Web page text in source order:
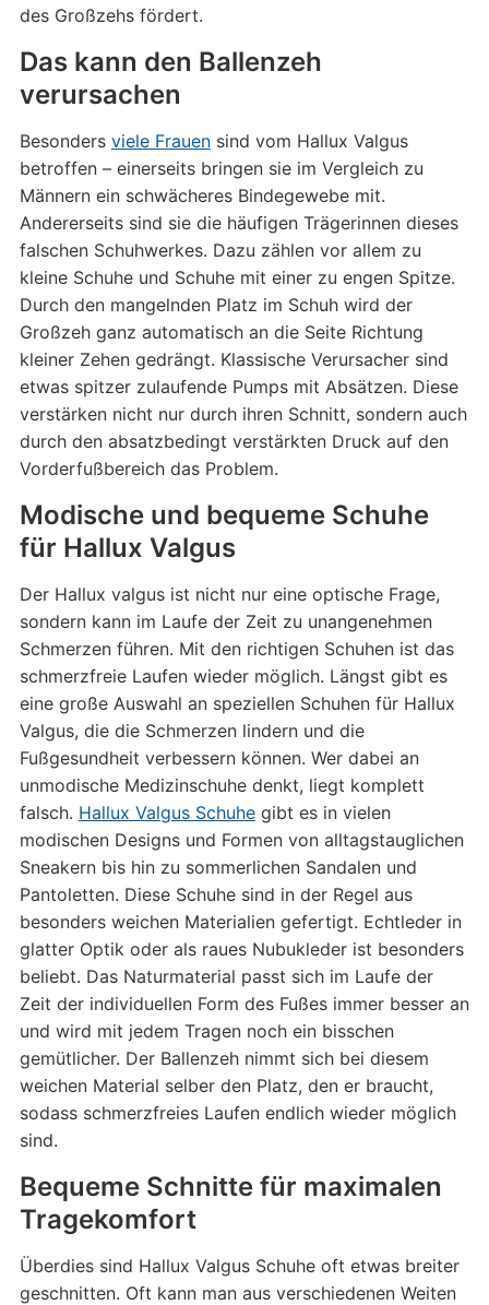
des Großzehs fördert.
Das kann den Ballenzeh
verursachen
Besonders viele Frauensind vom Hallux Valgus
betroffen – einerseits bringen sie im Vergleich zu
Männern ein schwächeres Bindegewebe mit.
Andererseits sind sie die häufigen Trägerinnen dieses
falschen Schuhwerkes. Dazu zählen vor allem zu
kleine Schuhe und Schuhe mit einer zu engen Spitze.
Durch den mangelnden Platz im Schuh wird der
Großzeh ganz automatisch an die Seite Richtung
kleiner Zehen gedrängt. Klassische Verursacher sind
etwas spitzer zulaufende Pumps mit Absätzen. Diese
verstärken nicht nur durch ihren Schnitt, sondern auch
durch den absatzbedingt verstärkten Druck auf den
Vorderfußbereich das Problem.
Modische und bequeme Schuhe
für Hallux Valgus
Der Hallux valgus ist nicht nur eine optische Frage,
sondern kann im Laufe der Zeit zu unangenehmen
Schmerzen führen. Mit den richtigen Schuhen ist das
schmerzfreie Laufen wieder möglich. Längst gibt es
eine große Auswahl an speziellen Schuhen für Hallux
Valgus, die die Schmerzen lindern und die
Fußgesundheit verbessern können. Wer dabei an
unmodische Medizinschuhe denkt, liegt komplett
falsch. Hallux Valgus Schuhegibt es in vielen
modischen Designs und Formen von alltagstauglichen
Sneakern bis hin zu sommerlichen Sandalen und
Pantoletten. Diese Schuhe sind in der Regel aus
besonders weichen Materialien gefertigt. Echtleder in
glatter Optik oder als raues Nubukleder ist besonders
beliebt. Das Naturmaterial passt sich im Laufe der
Zeit der individuellen Form des Fußes immer besser an
und wird mit jedem Tragen noch ein bisschen
gemütlicher. Der Ballenzeh nimmt sich bei diesem
weichen Material selber den Platz, den er braucht,
sodass schmerzfreies Laufen endlich wieder möglich
sind.
Bequeme Schnitte für maximalen
Tragekomfort
Überdies sind Hallux Valgus Schuhe oft etwas breiter
geschnitten. Oft kann man aus verschiedenen Weiten